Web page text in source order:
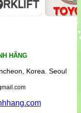
HÃNG
Korea. Seoul